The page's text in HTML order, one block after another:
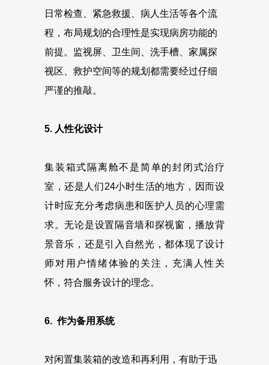
日常检查、紧急救援、病人生活等各个流
程，布局规划的合理性是实现病房功能的
前提。监视屏、卫生间、洗手槽、家属探
视区、救护空间等的规划都需要经过仔细
严谨的推敲。
5. 人性化设计
集装箱式隔离舱不是简单的封闭式治疗
室，还是人们24小时生活的地方，因而设
计时应充分考虑病患和医护人员的心理需
求。无论是设置隔音墙和探视窗，播放背
景音乐，还是引入自然光，都体现了设计
师对用户情绪体验的关注，充满人性关
怀，符合服务设计的理念。
6. 作为备用系统
对闲置集装箱的改造和再利用，有助于迅